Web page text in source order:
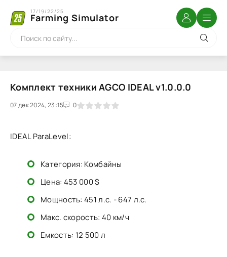
Farming Simulator
17/19/22/25
Комплект техники AGCO IDEAL v1.0.0.0
07 дек 2024, 23:15 0
1 2 3 4 5
IDEAL ParaLevel:
Категория: Комбайны
Цена: 453 000 $
Мощность: 451 л.с. - 647 л.с.
Макс. скорость: 40 км/ч
Емкость: 12 500 л